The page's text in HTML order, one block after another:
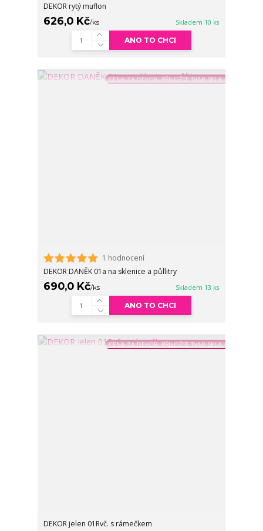
DEKOR rytý muflon
626,0 Kč/ks Skladem 10 ks
ANO TO CHCI
CENA ZA DEKOR, PŘILOŽTE TVAR SKLA
1 hodnocení
DEKOR DANĚK 01a na sklenice a půllitry
690,0 Kč/ks Skladem 13 ks
ANO TO CHCI
CENA ZA DEKOR, PŘILOŽTE TVAR SKLA
DEKOR jelen 01Rvč. s rámečkem